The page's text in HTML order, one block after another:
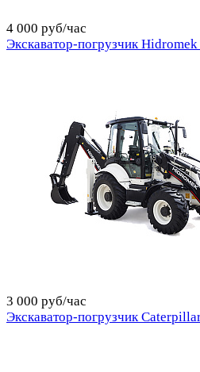
4 000 руб/час
Экскаватор-погрузчик
3 000 руб/час
Экскаватор-погрузчик